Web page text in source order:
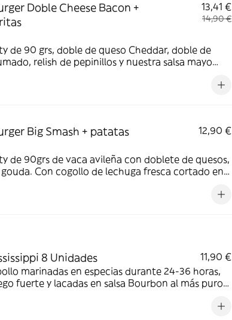
Doble Cheese Bacon +
13,41 €
14,90 €
de 90 grs, doble de queso Cheddar, doble de
relish de pepinillos y nuestra salsa mayo
Big Smash + patatas
12,90 €
de 90grs de vaca avileña con doblete de quesos,
Con cogollo de lechuga fresca cortado en
8 Unidades
11,90 €
marinadas en especias durante 24-36 horas,
fuerte y lacadas en salsa Bourbon al más puro